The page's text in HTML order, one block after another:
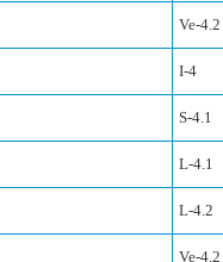
Ve-4.2
I-4
S-4.1
L-4.1
L-4.2
Ve-4.2